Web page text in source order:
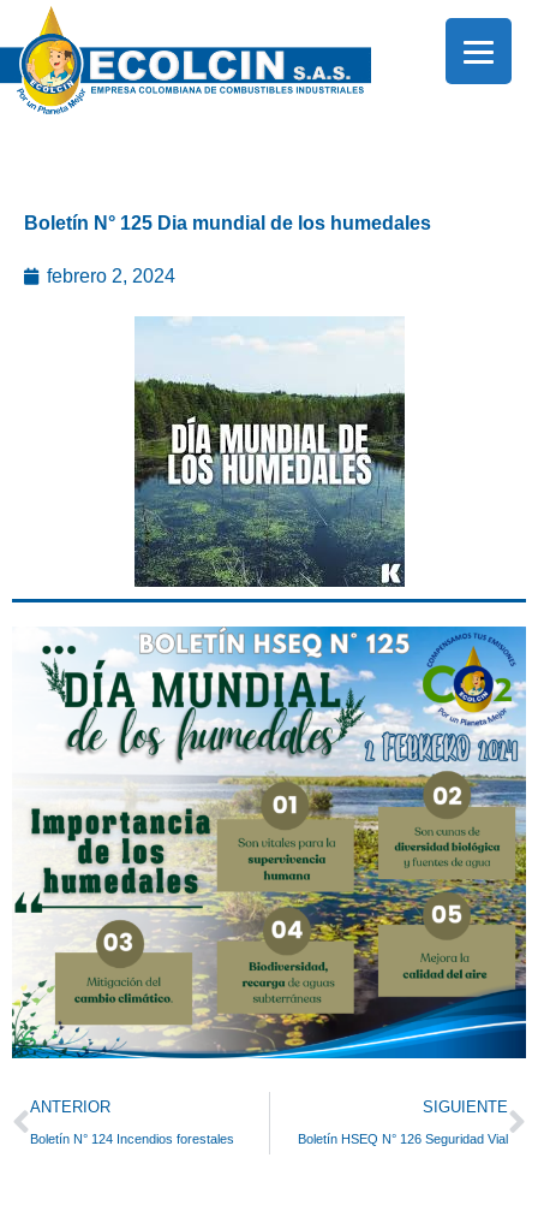
al
contenido
Boletín N° 125 Dia mundial de los humedales
febrero 2, 2024
Prev
ANTERIOR
Boletín N° 124 Incendios forestales
SIGUIENTE
Boletín HSEQ N° 126 Seguridad Vial